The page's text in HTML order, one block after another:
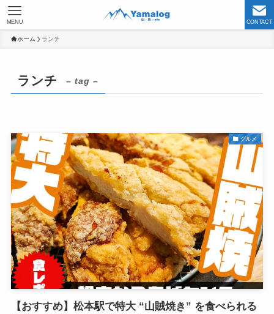
CONTACT
MENU
ホーム ランチ
ランチ – tag –
グルメ
【おすすめ】松本駅で特大 “山賊焼き” を食べられる